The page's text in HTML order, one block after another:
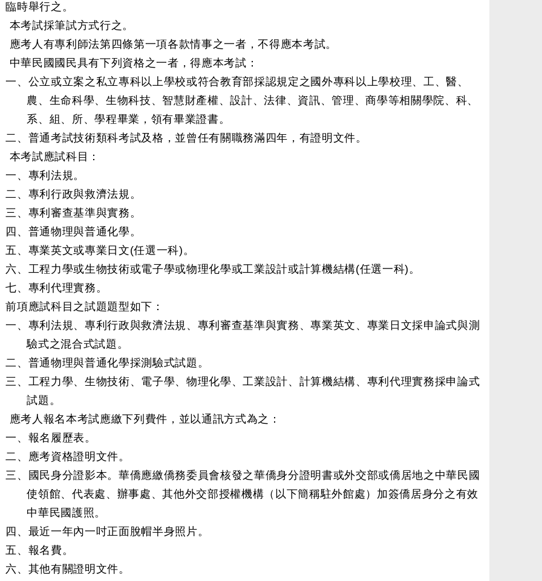
臨時舉行之。
試採筆試方式行之。
人有專利師法第四條第一項各款情事之一者，不得應本考試。
民國國民具有下列資格之一者，得應本考試：
一、公立或立案之私立專科以上學校或符合教育部採認規定之國外專科以上學校理、工、醫、
農、生命科學、生物科技、智慧財產權、設計、法律、資訊、管理、商學等相關學院、科、
系、組、所、學程畢業，領有畢業證書。
二、普通考試技術類科考試及格，並曾任有關職務滿四年，有證明文件。
考試應試科目：
一、專利法規。
二、專利行政與救濟法規。
三、專利審查基準與實務。
四、普通物理與普通化學。
五、專業英文或專業日文(任選一科)。
六、工程力學或生物技術或電子學或物理化學或工業設計或計算機結構(任選一科)。
七、專利代理實務。
前項應試科目之試題題型如下：
一、專利法規、專利行政與救濟法規、專利審查基準與實務、專業英文、專業日文採申論式與測
驗式之混合式試題。
二、普通物理與普通化學採測驗式試題。
三、工程力學、生物技術、電子學、物理化學、工業設計、計算機結構、專利代理實務採申論式
試題。
人報名本考試應繳下列費件，並以通訊方式為之：
一、報名履歷表。
二、應考資格證明文件。
三、國民身分證影本。華僑應繳僑務委員會核發之華僑身分證明書或外交部或僑居地之中華民國
使領館、代表處、辦事處、其他外交部授權機構（以下簡稱駐外館處）加簽僑居身分之有效
中華民國護照。
四、最近一年內一吋正面脫帽半身照片。
五、報名費。
六、其他有關證明文件。